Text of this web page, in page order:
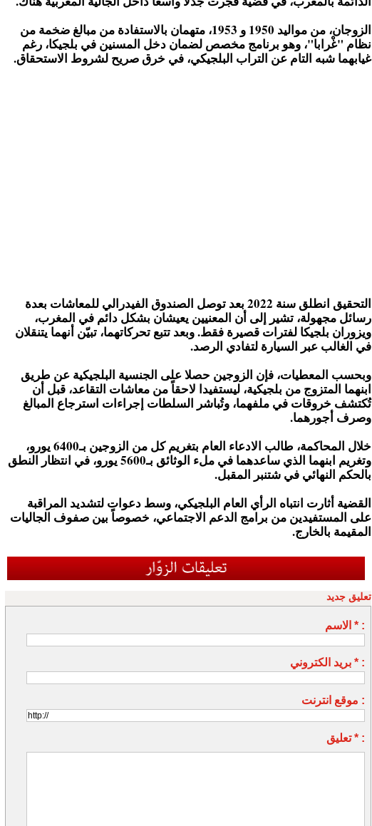
الزوجان، من مواليد 1950 و 1953، متهمان بالاستفادة من مبالغ ضخمة من
نظام "غْرابا"، وهو برنامج مخصص لضمان دخل المسنين في بلجيكا، رغم
غيابهما شبه التام عن التراب البلجيكي، في خرق صريح لشروط الاستحقاق.
التحقيق انطلق سنة 2022 بعد توصل الصندوق الفيدرالي للمعاشات بعدة
رسائل مجهولة، تشير إلى أن المعنيين يعيشان بشكل دائم في المغرب،
ويزوران بلجيكا لفترات قصيرة فقط. وبعد تتبع تحركاتهما، تبيّن أنهما يتنقلان
في الغالب عبر السيارة لتفادي الرصد.
وبحسب المعطيات، فإن الزوجين حصلا على الجنسية البلجيكية عن طريق
ابنهما المتزوج من بلجيكية، ليستفيدا لاحقاً من معاشات التقاعد، قبل أن
تُكتشف خروقات في ملفهما، وتُباشر السلطات إجراءات استرجاع المبالغ
وصرف أجورهما.
خلال المحاكمة، طالب الادعاء العام بتغريم كل من الزوجين بـ6400 يورو،
وتغريم ابنهما الذي ساعدهما في ملء الوثائق بـ5600 يورو، في انتظار النطق
بالحكم النهائي في شتنبر المقبل.
القضية أثارت انتباه الرأي العام البلجيكي، وسط دعوات لتشديد المراقبة
على المستفيدين من برامج الدعم الاجتماعي، خصوصاً بين صفوف الجاليات
المقيمة بالخارج.
تعليق جديد
الاسم * :
بريد الكتروني * :
موقع انترنت :
تعليق * :